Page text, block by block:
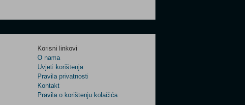
Korisni linkovi
O nama
Uvjeti korištenja
Pravila privatnosti
Kontakt
Pravila o korištenju kolačića